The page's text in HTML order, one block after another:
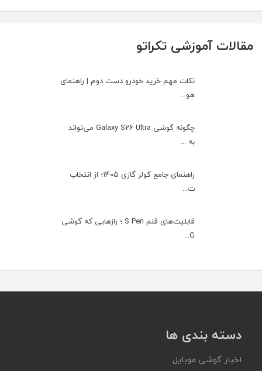
مقالات آموزشی تکراتو
نکات مهم خرید خودرو دست دوم | راهنمای
هو...
چگونه گوشی Galaxy S26 Ultra می‌تواند
به ...
راهنمای جامع کولر گازی ۱۴۰۵؛ از انتخاب
ت...
قابلیت‌های قلم S Pen ؛ رازهایی که گوشی
G...
دسته بندی ها
اخبار گوشی موبایل